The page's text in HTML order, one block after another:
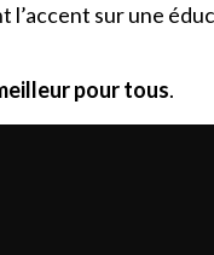
sur une
pour tous.